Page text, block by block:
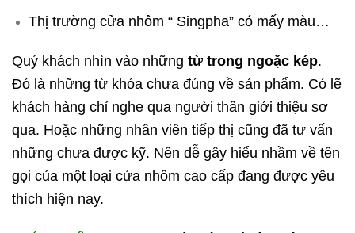
Thị trường cửa nhôm “ Singpha” có mấy màu…
Quý khách nhìn vào những từ trong ngoặc kép.
Đó là những từ khóa chưa đúng về sản phẩm. Có lẽ
khách hàng chỉ nghe qua người thân giới thiệu sơ
qua. Hoặc những nhân viên tiếp thị cũng đã tư vấn
những chưa được kỹ. Nên dễ gây hiểu nhầm về tên
gọi của một loại cửa nhôm cao cấp đang được yêu
thích hiện nay.